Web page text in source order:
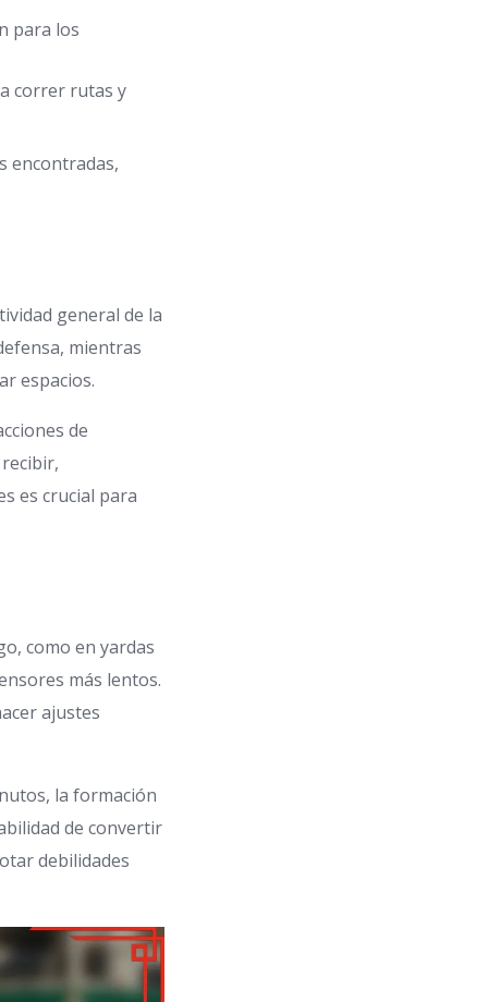
para los
correr rutas y
encontradas,
general de la
mientras
espacios.
de
es crucial para
como en yardas
más lentos.
ajustes
la formación
de convertir
debilidades